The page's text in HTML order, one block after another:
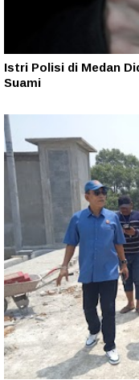
Istri Polisi di Medan
Suami